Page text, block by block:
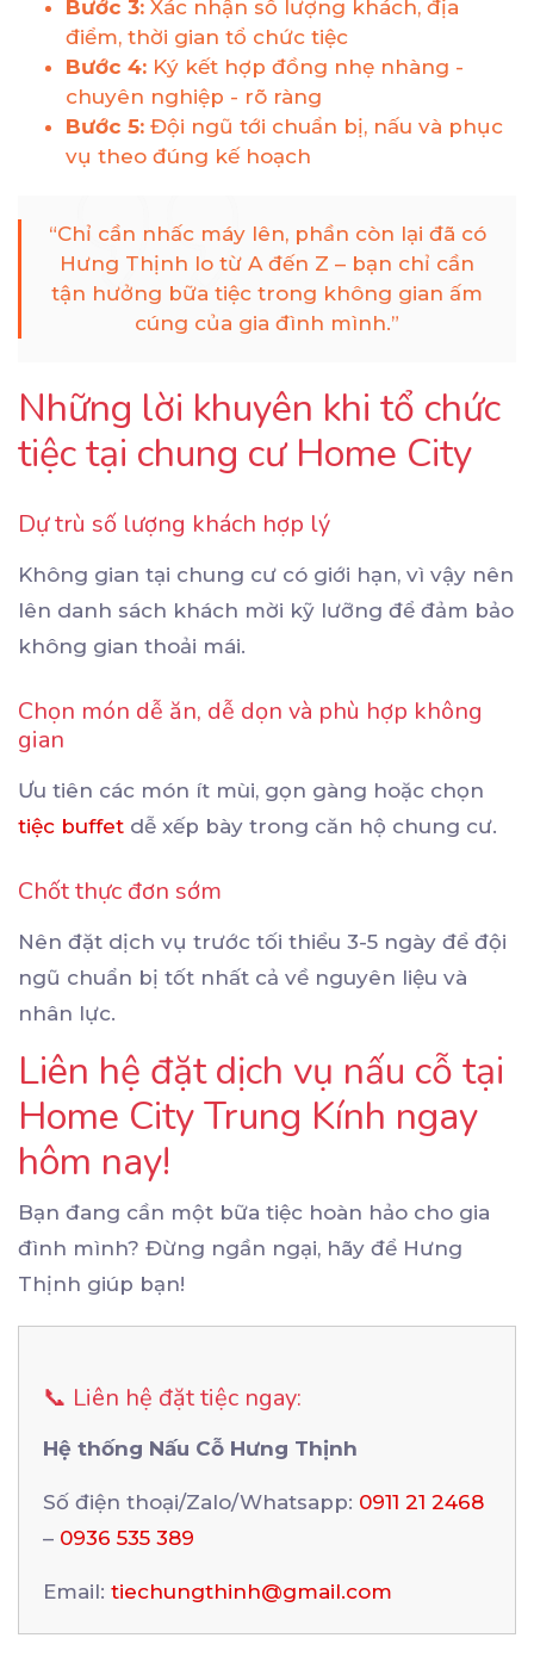
Bước 3: Xác nhận số lượng khách, địa
điểm, thời gian tổ chức tiệc
Bước 4: Ký kết hợp đồng nhẹ nhàng -
chuyên nghiệp - rõ ràng
Bước 5: Đội ngũ tới chuẩn bị, nấu và phục
vụ theo đúng kế hoạch
“Chỉ cần nhấc máy lên, phần còn lại đã có
Hưng Thịnh lo từ A đến Z – bạn chỉ cần
tận hưởng bữa tiệc trong không gian ấm
cúng của gia đình mình.”
Những lời khuyên khi tổ chức
tiệc tại chung cư Home City
Dự trù số lượng khách hợp lý
Không gian tại chung cư có giới hạn, vì vậy nên
lên danh sách khách mời kỹ lưỡng để đảm bảo
không gian thoải mái.
Chọn món dễ ăn, dễ dọn và phù hợp không
gian
Ưu tiên các món ít mùi, gọn gàng hoặc chọn
tiệc buffet dễ xếp bày trong căn hộ chung cư.
Chốt thực đơn sớm
Nên đặt dịch vụ trước tối thiểu 3-5 ngày để đội
ngũ chuẩn bị tốt nhất cả về nguyên liệu và
nhân lực.
Liên hệ đặt dịch vụ nấu cỗ tại
Home City Trung Kính ngay
hôm nay!
Bạn đang cần một bữa tiệc hoàn hảo cho gia
đình mình? Đừng ngần ngại, hãy để Hưng
Thịnh giúp bạn!
📞 Liên hệ đặt tiệc ngay:
Hệ thống Nấu Cỗ Hưng Thịnh
Số điện thoại/Zalo/Whatsapp: 0911 21 2468
– 0936 535 389
Email: tiechungthinh@gmail.com